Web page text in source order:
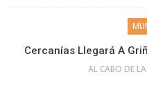
Cercanías Llegará A